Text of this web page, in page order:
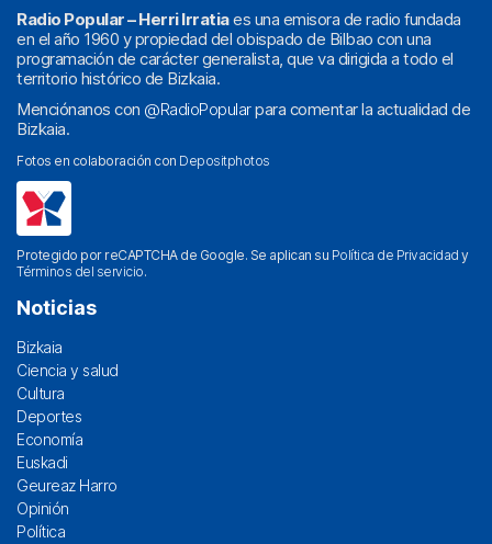
Radio Popular – Herri Irratiaes una emisora de radio fundada
en el año 1960 y propiedad del obispado de Bilbao con una
programación de carácter generalista, que va dirigida a todo el
territorio histórico de Bizkaia.
Menciónanos con @RadioPopularpara comentar la actualidad de
Bizkaia.
Fotos en colaboración con Depositphotos
Protegido por reCAPTCHA de Google. Se aplican su Política de Privacidad y
Términos del servicio.
Noticias
Bizkaia
Ciencia y salud
Cultura
Deportes
Economía
Euskadi
Geureaz Harro
Opinión
Política